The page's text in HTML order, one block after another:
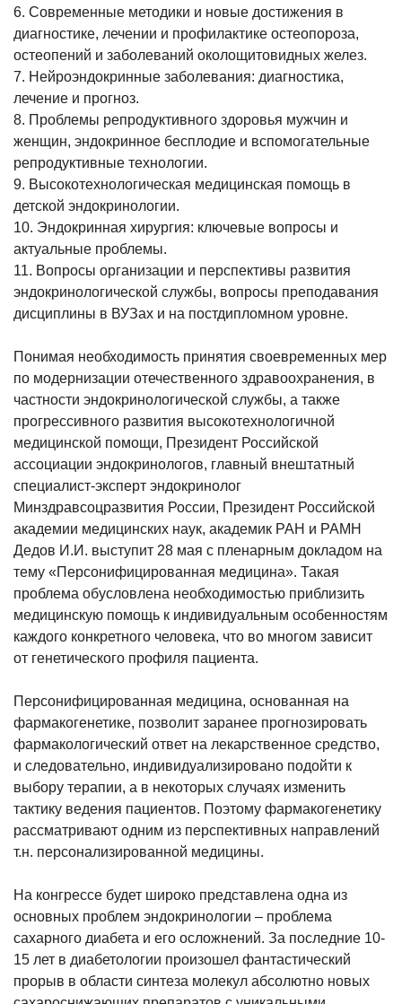
6. Современные методики и новые достижения в
диагностике, лечении и профилактике остеопороза,
остеопений и заболеваний околощитовидных желез.
7. Нейроэндокринные заболевания: диагностика,
лечение и прогноз.
8. Проблемы репродуктивного здоровья мужчин и
женщин, эндокринное бесплодие и вспомогательные
репродуктивные технологии.
9. Высокотехнологическая медицинская помощь в
детской эндокринологии.
10. Эндокринная хирургия: ключевые вопросы и
актуальные проблемы.
11. Вопросы организации и перспективы развития
эндокринологической службы, вопросы преподавания
дисциплины в ВУЗах и на постдипломном уровне.
Понимая необходимость принятия своевременных мер
по модернизации отечественного здравоохранения, в
частности эндокринологической службы, а также
прогрессивного развития высокотехнологичной
медицинской помощи, Президент Российской
ассоциации эндокринологов, главный внештатный
специалист-эксперт эндокринолог
Минздравсоцразвития России, Президент Российской
академии медицинских наук, академик РАН и РАМН
Дедов И.И. выступит 28 мая с пленарным докладом на
тему «Персонифицированная медицина». Такая
проблема обусловлена необходимостью приблизить
медицинскую помощь к индивидуальным особенностям
каждого конкретного человека, что во многом зависит
от генетического профиля пациента.
Персонифицированная медицина, основанная на
фармакогенетике, позволит заранее прогнозировать
фармакологический ответ на лекарственное средство,
и следовательно, индивидуализировано подойти к
выбору терапии, а в некоторых случаях изменить
тактику ведения пациентов. Поэтому фармакогенетику
рассматривают одним из перспективных направлений
т.н. персонализированной медицины.
На конгрессе будет широко представлена одна из
основных проблем эндокринологии – проблема
сахарного диабета и его осложнений. За последние 10-
15 лет в диабетологии произошел фантастический
прорыв в области синтеза молекул абсолютно новых